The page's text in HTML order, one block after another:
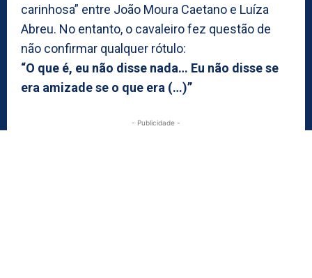
carinhosa” entre João Moura Caetano e Luíza
Abreu. No entanto, o cavaleiro fez questão de
não confirmar qualquer rótulo:
“O que é, eu não disse nada… Eu não disse se
era amizade se o que era (…)”
- Publicidade -